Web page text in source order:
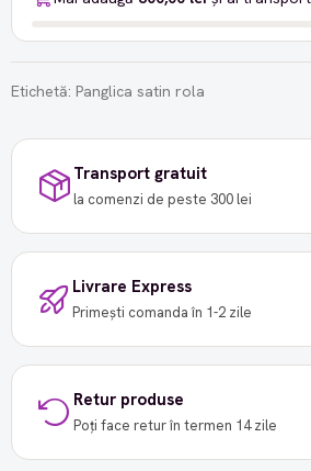
Etichetă: Panglica satin rola
Transport gratuit
la comenzi de peste 300 lei
Livrare Express
Primești comanda în 1-2 zile
Retur produse
Poți face retur în termen 14 zile